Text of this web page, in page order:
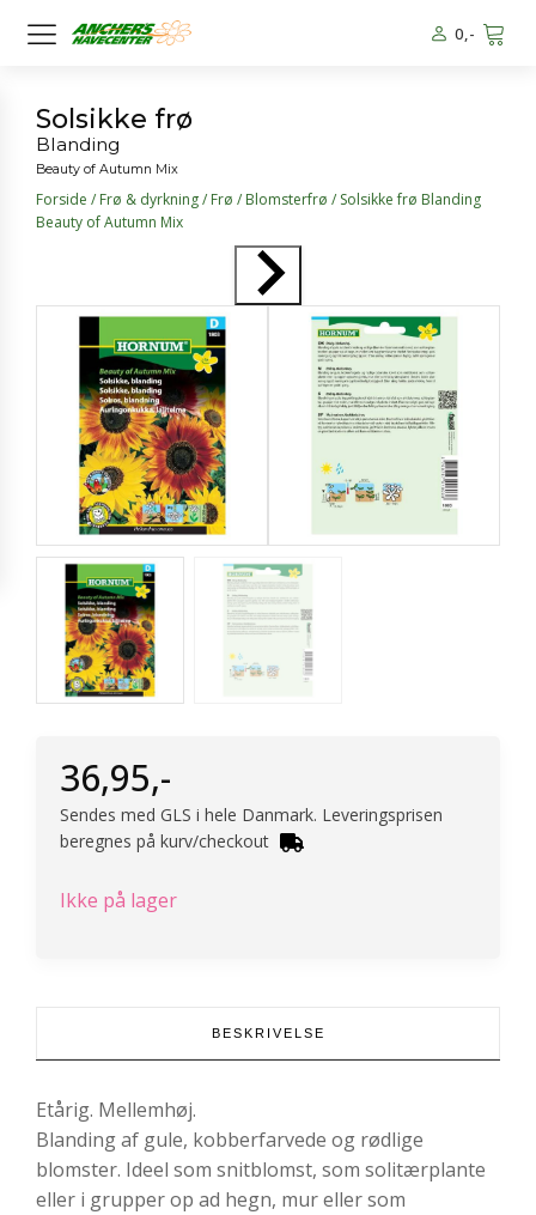
0,-
Forside / Frø & dyrkning/ Frø / Blomsterfrø / Solsikke frø Blanding
Beauty of Autumn Mix
Solsikke frø
Blanding
Beauty of Autumn Mix
36,95,-
Sendes med GLS i hele Danmark. Leveringsprisen
beregnes på kurv/checkout
Ikke på lager
BESKRIVELSE
Etårig. Mellemhøj.
Blanding af gule, kobberfarvede og rødlige
blomster. Ideel som snitblomst, som solitærplante
eller i grupper op ad hegn, mur eller som